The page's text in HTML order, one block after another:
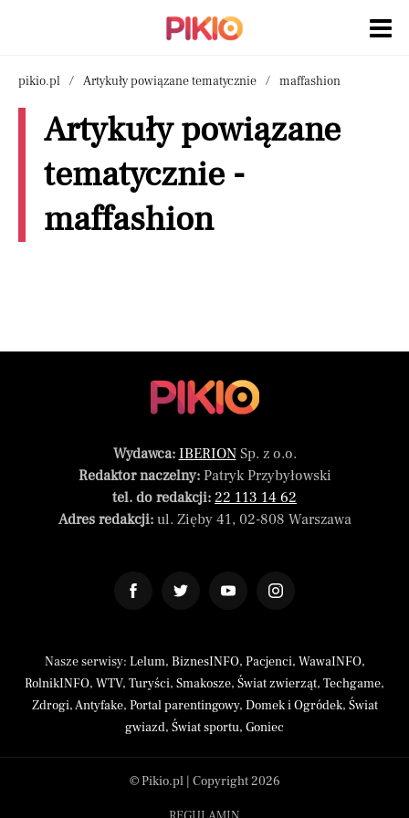
pikio.pl Artykuły powiązane tematycznie maffashion
Artykuły powiązane
tematycznie -
maffashion
Wydawca: IBERIONSp. z o.o.
Redaktor naczelny:Patryk Przybyłowski
tel. do redakcji: 22 113 14 62
Adres redakcji:ul. Zięby 41, 02-808 Warszawa
Nasze serwisy: Lelum, BiznesINFO, Pacjenci, WawaINFO,
RolnikINFO, WTV, Turyści, Smakosze, Świat zwierząt, Techgame,
Zdrogi,Antyfake, Portal parentingowy, Domek i Ogródek, Świat
gwiazd, Świat sportu, Goniec
© Pikio.pl | Copyright 2026